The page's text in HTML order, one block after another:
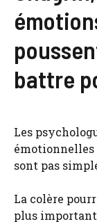
battre
Les
sont pas
La colère
plus important